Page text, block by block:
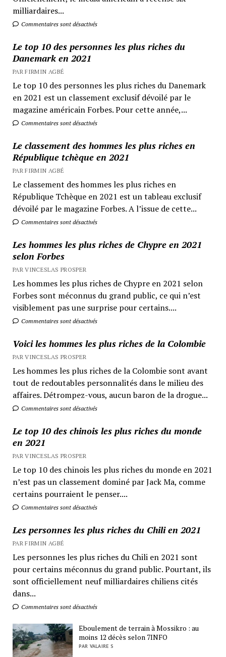
milliardaires...
Commentaires sont désactivés
Le top 10 des personnes les plus riches du
Danemark en 2021
PAR FIRMIN AGBÉ
Le top 10 des personnes les plus riches du Danemark
en 2021 est un classement exclusif dévoilé par le
magazine américain Forbes. Pour cette année,...
Commentaires sont désactivés
Le classement des hommes les plus riches en
République tchèque en 2021
PAR FIRMIN AGBÉ
Le classement des hommes les plus riches en
République Tchèque en 2021 est un tableau exclusif
dévoilé par le magazine Forbes. A l’issue de cette...
Commentaires sont désactivés
Les hommes les plus riches de Chypre en 2021
selon Forbes
PAR VINCESLAS PROSPER
Les hommes les plus riches de Chypre en 2021 selon
Forbes sont méconnus du grand public, ce qui n’est
visiblement pas une surprise pour certains....
Commentaires sont désactivés
Voici les hommes les plus riches de la Colombie
PAR VINCESLAS PROSPER
Les hommes les plus riches de la Colombie sont avant
tout de redoutables personnalités dans le milieu des
affaires. Détrompez-vous, aucun baron de la drogue...
Commentaires sont désactivés
Le top 10 des chinois les plus riches du monde
en 2021
PAR VINCESLAS PROSPER
Le top 10 des chinois les plus riches du monde en 2021
n’est pas un classement dominé par Jack Ma, comme
certains pourraient le penser....
Commentaires sont désactivés
Les personnes les plus riches du Chili en 2021
PAR FIRMIN AGBÉ
Les personnes les plus riches du Chili en 2021 sont
pour certains méconnus du grand public. Pourtant, ils
sont officiellement neuf milliardaires chiliens cités
dans...
Commentaires sont désactivés
Eboulement de terrain à Mossikro : au
moins 12 décès selon 7INFO
PAR VALAIRE S